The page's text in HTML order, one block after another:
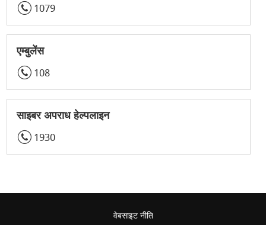
1079
एम्बुलेंस
108
साइबर अपराध हेल्पलाइन
1930
वेबसाइट नीति